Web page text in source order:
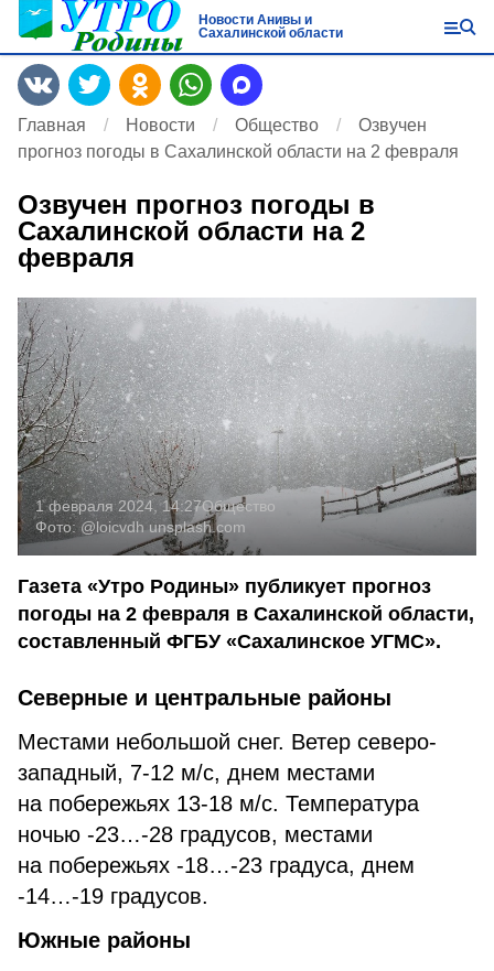
Новости Анивы и
Сахалинской области
Главная Новости Общество
Озвучен
прогноз погоды в Сахалинской области на 2 февраля
Озвучен прогноз погоды в
Сахалинской области на 2
февраля
1 февраля 2024, 14:27Общество
Фото: @loicvdh unsplash.com
Газета «Утро Родины» публикует прогноз
погоды на 2 февраля в Сахалинской области,
составленный ФГБУ «Сахалинское УГМС».
Северные и центральные районы
Местами небольшой снег. Ветер северо-
западный, 7-12 м/с, днем местами
на побережьях 13-18 м/с. Температура
ночью -23…-28 градусов, местами
на побережьях -18…-23 градуса, днем
-14…-19 градусов.
Южные районы